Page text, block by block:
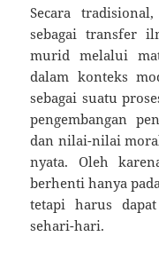
Secara
sebagai transfer
murid melalui
dalam konteks
sebagai suatu
pengembangan
dan nilai-nilai
nyata. Oleh
berhenti hanya
tetapi harus
sehari-hari.